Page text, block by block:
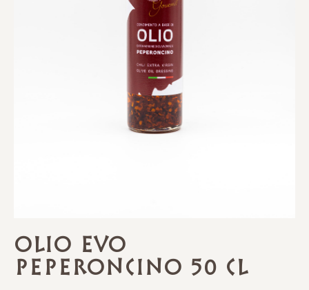
Olio EVO
Peperoncino 50 CL